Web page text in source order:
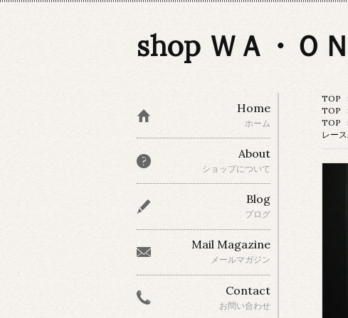
shop ＷＡ・ＯＮ
TOP
TOP
TOP
レー
Home
ホーム
About
ショップについて
Blog
ブログ
Mail Magazine
メールマガジン
Contact
お問い合わせ